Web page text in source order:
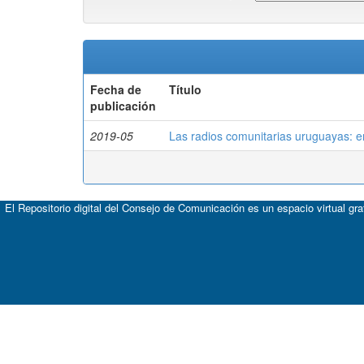
Fecha de
publicación
Título
2019-05 Las radios comunitarias uruguayas:
El Repositorio digital del Consejo de Comunicación es un espacio virtual